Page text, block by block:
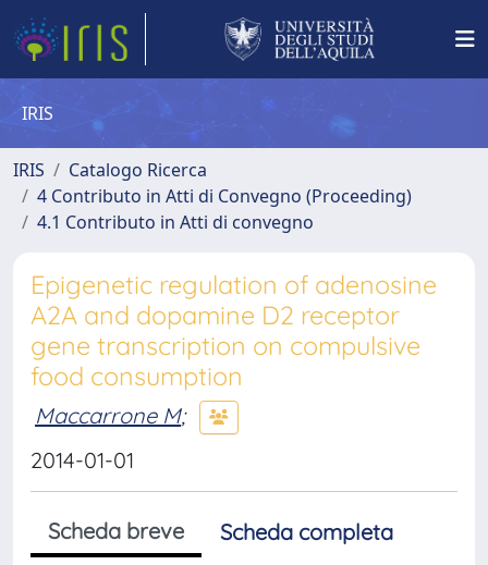
IRIS
IRIS
Catalogo Ricerca
4 Contributo in Atti di Convegno (Proceeding)
4.1 Contributo in Atti di convegno
Epigenetic regulation of adenosine
A2A and dopamine D2 receptor
gene transcription on compulsive
food consumption
Maccarrone M;
2014-01-01
Scheda breve
Scheda completa